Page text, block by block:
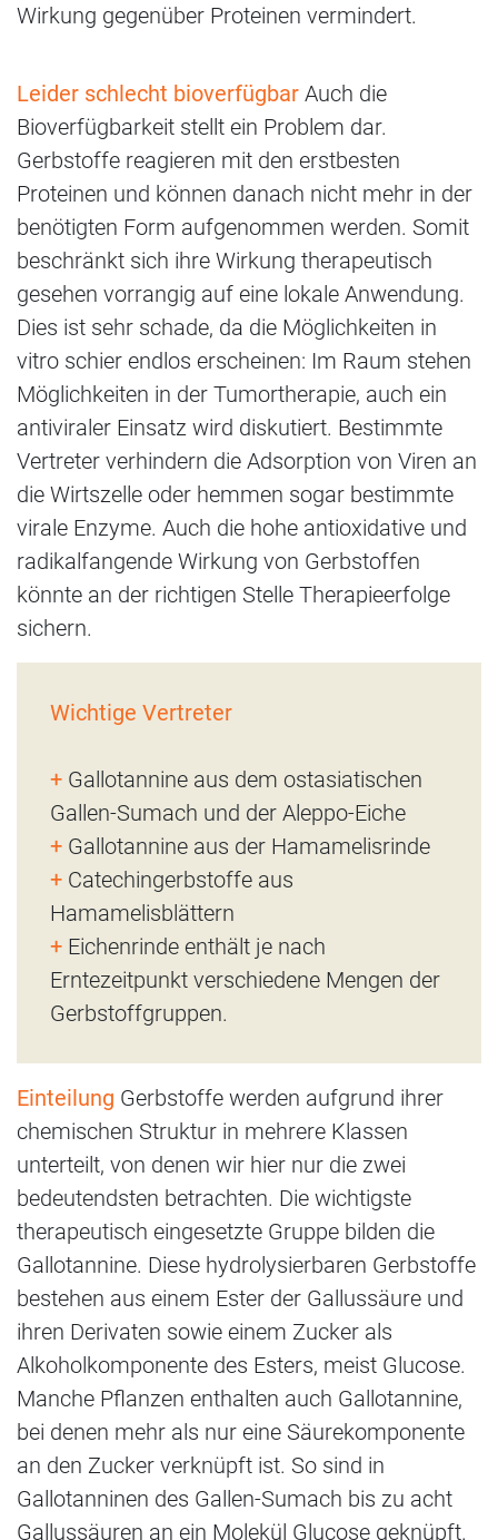
Wirkung gegenüber Proteinen vermindert.
Leider schlecht bioverfügbar Auch die
Bioverfügbarkeit stellt ein Problem dar.
Gerbstoffe reagieren mit den erstbesten
Proteinen und können danach nicht mehr in der
benötigten Form aufgenommen werden. Somit
beschränkt sich ihre Wirkung therapeutisch
gesehen vorrangig auf eine lokale Anwendung.
Dies ist sehr schade, da die Möglichkeiten in
vitro schier endlos erscheinen: Im Raum stehen
Möglichkeiten in der Tumortherapie, auch ein
antiviraler Einsatz wird diskutiert. Bestimmte
Vertreter verhindern die Adsorption von Viren an
die Wirtszelle oder hemmen sogar bestimmte
virale Enzyme. Auch die hohe antioxidative und
radikalfangende Wirkung von Gerbstoffen
könnte an der richtigen Stelle Therapieerfolge
sichern.
Wichtige Vertreter
+ Gallotannine aus dem ostasiatischen
Gallen-Sumach und der Aleppo-Eiche
+ Gallotannine aus der Hamamelisrinde
+ Catechingerbstoffe aus
Hamamelisblättern
+ Eichenrinde enthält je nach
Erntezeitpunkt verschiedene Mengen der
Gerbstoffgruppen.
Einteilung Gerbstoffe werden aufgrund ihrer
chemischen Struktur in mehrere Klassen
unterteilt, von denen wir hier nur die zwei
bedeutendsten betrachten. Die wichtigste
therapeutisch eingesetzte Gruppe bilden die
Gallotannine. Diese hydrolysierbaren Gerbstoffe
bestehen aus einem Ester der Gallussäure und
ihren Derivaten sowie einem Zucker als
Alkoholkomponente des Esters, meist Glucose.
Manche Pflanzen enthalten auch Gallotannine,
bei denen mehr als nur eine Säurekomponente
an den Zucker verknüpft ist. So sind in
Gallotanninen des Gallen-Sumach bis zu acht
Gallussäuren an ein Molekül Glucose geknüpft.